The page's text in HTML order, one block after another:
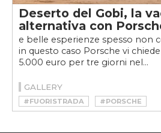
Deserto del Gobi, la
alternativa con
e belle esperienze spesso non
in questo caso Porsche vi
5.000 euro per tre giorni nel...
GALLERY
#FUORISTRADA #PORSCHE